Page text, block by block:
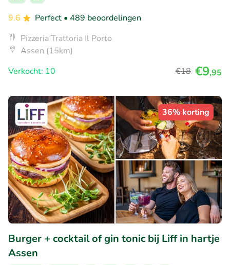
9.6
Perfect • 489 beoordelingen
Pizzeria Trattoria Il Porto
Assen (15km)
Verkocht: 10
€18 €9,95
36% korting
Burger + cocktail of gin tonic bij Liff in hartje
Assen